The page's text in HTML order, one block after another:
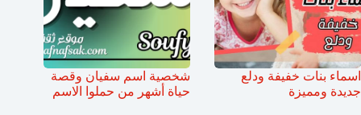
اسماء بنات خفيفة ودلع
جديدة ومميزة
شخصية اسم سفيان وقصة
حياة أشهر من حملوا الاسم